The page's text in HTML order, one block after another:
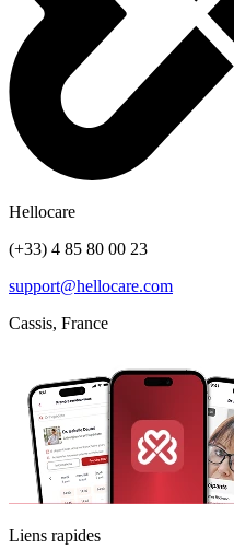
Hellocare
(+33) 4 85 80 00 23
support@hellocare.com
Cassis, France
Liens rapides